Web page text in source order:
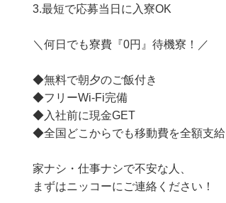
3.最短で応募当日に入寮OK
＼何日でも寮費『0円』待機寮！／
◆無料で朝夕のご飯付き
◆フリーWi-Fi完備
◆入社前に現金GET
◆全国どこからでも移動費を全額支給
家ナシ・仕事ナシで不安な人、
まずはニッコーにご連絡ください！